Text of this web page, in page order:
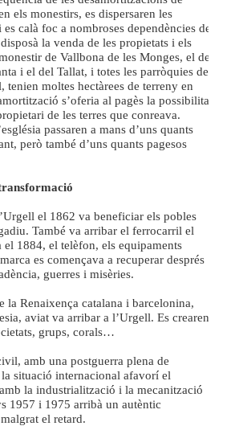
els monestirs, es dispersaren les
calà foc a nombroses dependències de
la venda de les propietats i els
de Vallbona de les Monges, el de
i el del Tallat, i totes les parròquies de
tenien moltes hectàrees de terreny en
s’oferia al pagès la possibilitat
de les terres que conreava.
passaren a mans d’uns quants
però també d’uns quants pagesos
el 1862 va beneficiar els pobles
També va arribar el ferrocarril el
1884, el telèfon, els equipaments
es començava a recuperar després
guerres i misèries.
la Renaixença catalana i barcelonina,
aviat va arribar a l’Urgell. Es crearen
grups, corals…
amb una postguerra plena de
situació internacional afavorí el
la industrialització i la mecanització
1957 i 1975 arribà un autèntic
el retard.